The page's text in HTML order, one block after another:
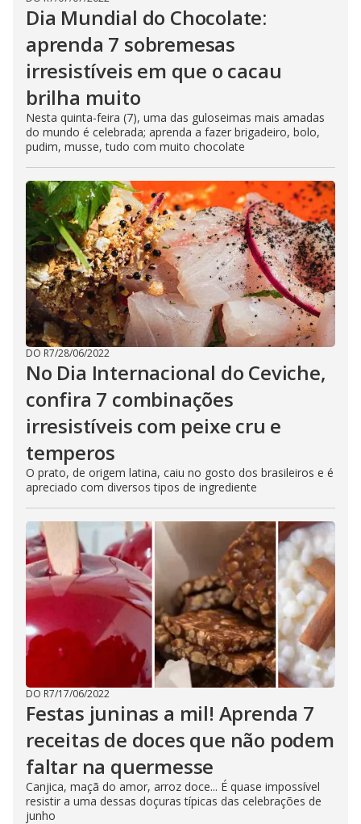
Dia Mundial do Chocolate:
aprenda 7 sobremesas
irresistíveis em que o cacau
brilha muito
Nesta quinta-feira (7), uma das guloseimas mais amadas
do mundo é celebrada; aprenda a fazer brigadeiro, bolo,
pudim, musse, tudo com muito chocolate
DO R7/28/06/2022
No Dia Internacional do Ceviche,
confira 7 combinações
irresistíveis com peixe cru e
temperos
O prato, de origem latina, caiu no gosto dos brasileiros e é
apreciado com diversos tipos de ingrediente
DO R7/17/06/2022
Festas juninas a mil! Aprenda 7
receitas de doces que não podem
faltar na quermesse
Canjica, maçã do amor, arroz doce... É quase impossível
resistir a uma dessas doçuras típicas das celebrações de
junho